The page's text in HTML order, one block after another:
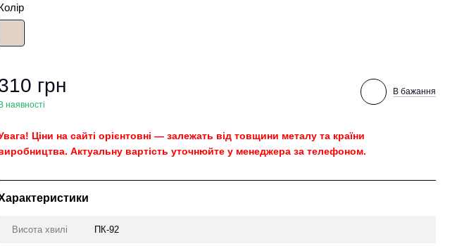
грн
В наявності
В бажання
Ціни на сайті орієнтовні — залежать від товщини металу та країни
Актуальну вартість уточнюйте у менеджера за телефоном.
Висота хвилі ПК-92